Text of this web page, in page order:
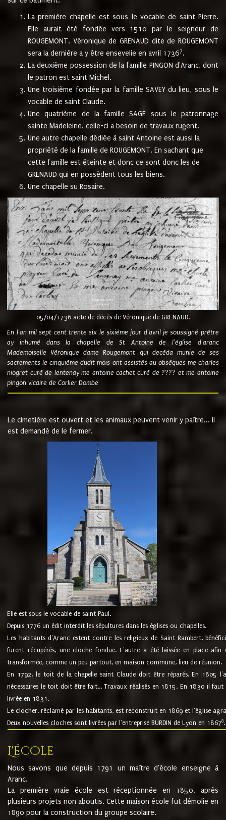
La première chapelle est sous le vocable de saint Pierre.
Elle aurait été fondée vers 1510 par le seigneur de
ROUGEMONT. Véronique de GRENAUD dite de ROUGEMONT
sera la dernière a y être ensevelie en avril 17367.
La deuxième possession de la famille PINGON d'Aranc, dont
le patron est saint Michel.
Une troisième fondée par la famille SAVEY du lieu, sous le
vocable de saint Claude.
Une quatrième de la famille SAGE sous le patronnage
sainte Madeleine. celle-ci a besoin de travaux rugent.
Une autre chapelle dédiée à saint Antoine est aussi la
propriété de la famille de ROUGEMONT. En sachant que
cette famille est éteinte et donc ce sont donc les de
GRENAUD qui en possèdent tous les biens.
Une chapelle su Rosaire.
05/04/1736 acte de décès de Véronique de GRENAUD.
En l'an mil sept cent trente six le sixième jour d'avril je soussigné prêtre
ay inhumé dans la chapelle de St Antoine de l'église d'aranc
Mademoiselle Véronique dame Rougemont qui decéda munie de ses
sacrements le cinquième dudit mois ont assistés au obsèques me charles
niogret curé de lentenay me antoine cachet curé de ???? et me antoine
pingon vicaire de Corlier Dombe
Le cimetière est ouvert et les animaux peuvent venir y paître... Il
est demandé de le fermer.
Elle est sous le vocable de saint Paul.
Depuis 1776 un édit interdit les sépultures dans les églises ou chapelles.
Les habitants d'Aranc estent contre les religieux de Saint Rambert,
furent récupérés, une cloche fondue. L'autre a été laissée en place
transformée, comme un peu partout, en maison commune, lieu de réunion.
En 1792, le toit de la chapelle saint Claude doit être réparés. En 1805
nécessaires le toit doit être fait... Travaux réalisés en 1815. En 1830 il
livrée en 1831.
Le clocher, réclamé par les habitants, est reconstruit en 1869 et l'église
Deux nouvelles cloches sont livrées par l'entreprise BURDIN de Lyon en 18678.
L'école
Nous savons que depuis 1791 un maître d'école enseigne à
Aranc.
La première vraie école est réceptionnée en 1850, après
plusieurs projets non aboutis. Cette maison école fut démolie en
1890 pour la construction du groupe scolaire.